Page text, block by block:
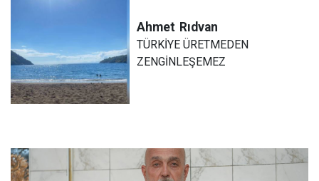
Ahmet Rıdvan
TÜRKİYE ÜRETMEDEN
ZENGİNLEŞEMEZ